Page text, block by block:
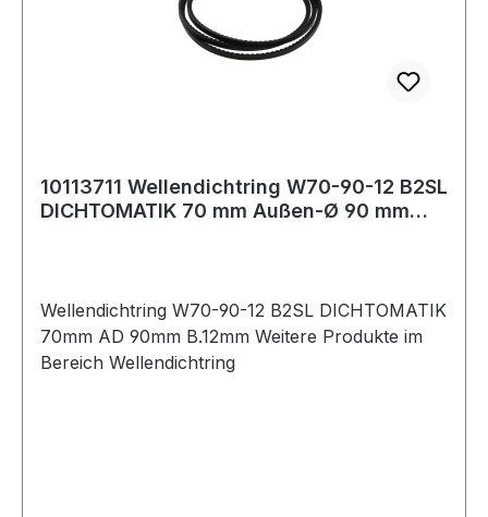
10113711 Wellendichtring W70-90-12 B2SL
DICHTOMATIK 70 mm Außen-Ø 90 mm
Wellendichtring W70-90-12 B2SL DICHTOMATIK
70mm AD 90mm B.12mm Weitere Produkte im
Bereich Wellendichtring